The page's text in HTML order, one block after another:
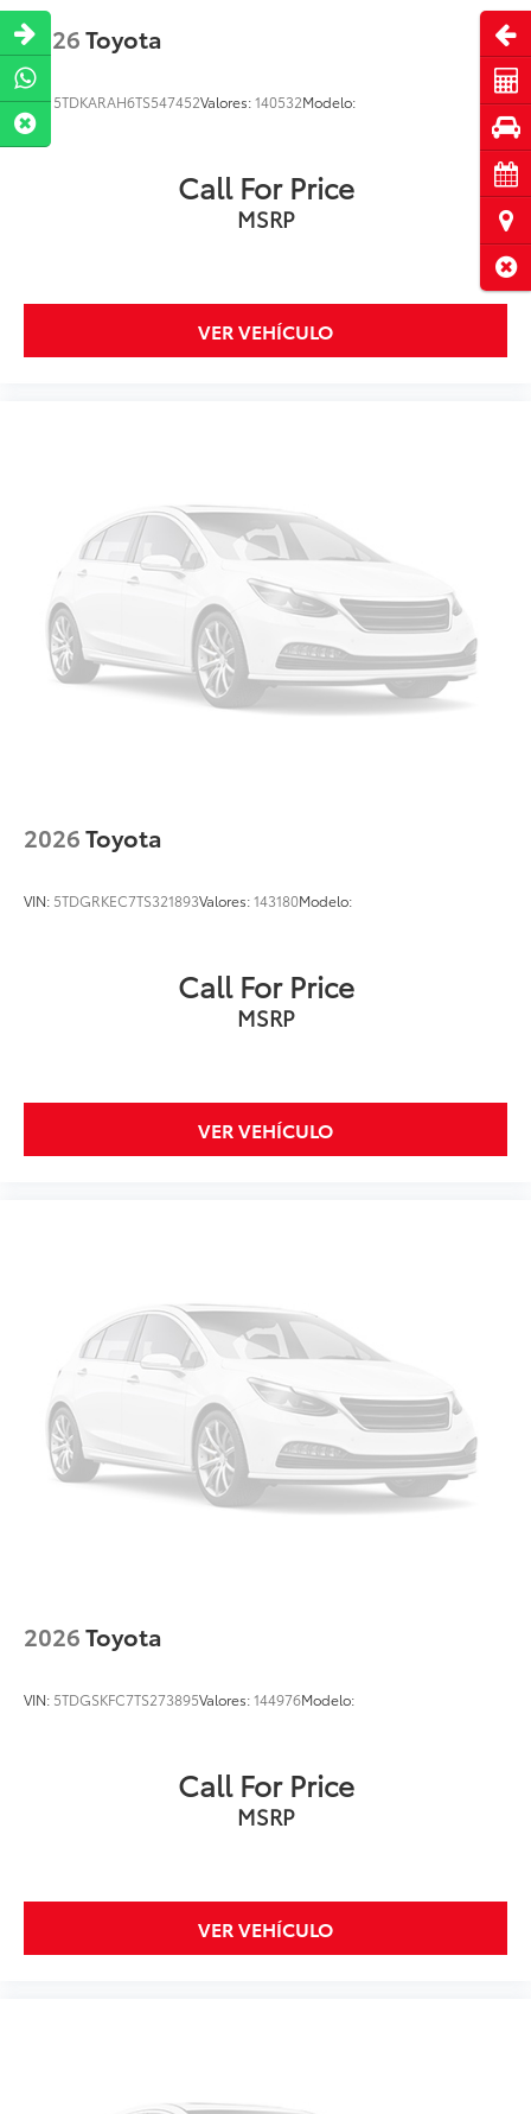
2026Toyota
VIN:5TDKARAH6TS547452Valores:140532Modelo:
Call For Price
MSRP
VER VEHÍCULO
2026Toyota
VIN: 5TDGRKEC7TS321893Valores:143180Modelo:
Call For Price
MSRP
VER VEHÍCULO
2026Toyota
VIN: 5TDGSKFC7TS273895Valores:144976Modelo:
Call For Price
MSRP
VER VEHÍCULO